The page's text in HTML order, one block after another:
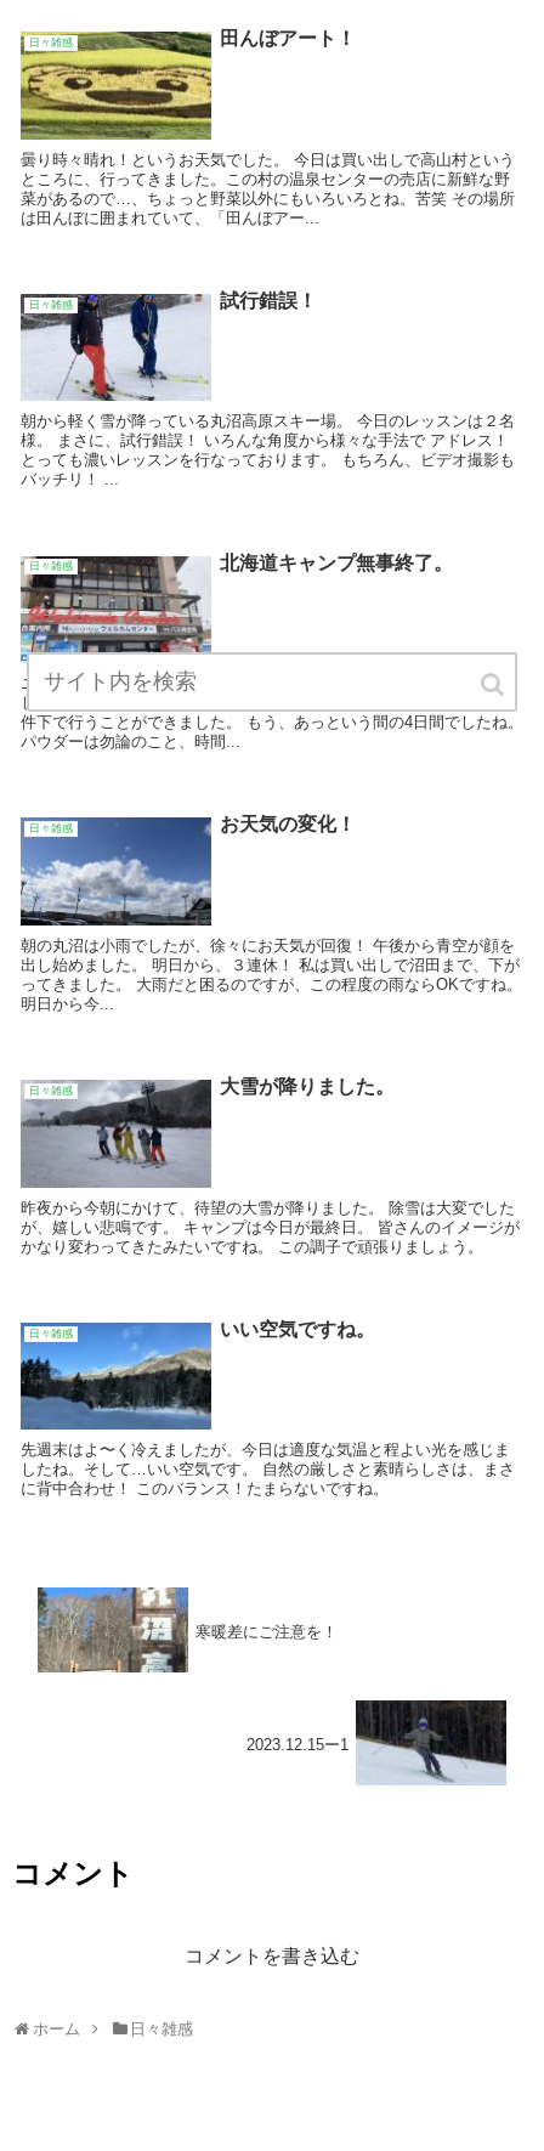
日々雑感 田んぼアート！
曇り時々晴れ！というお天気でした。 今日は買い出しで高山村という
ところに、行ってきました。この村の温泉センターの売店に新鮮な野
菜があるので…、ちょっと野菜以外にもいろいろとね。苦笑 その場所
は田んぼに囲まれていて、「田んぼアー...
日々雑感 試行錯誤！
朝から軽く雪が降っている丸沼高原スキー場。 今日のレッスンは２名
様。 まさに、試行錯誤！ いろんな角度から様々な手法で アドレス！
とっても濃いレッスンを行なっております。 もちろん、ビデオ撮影も
バッチリ！ ...
日々雑感 北海道キャンプ無事終了。
ニセコは朝から雪マーク！ 程よい粉雪がず〜っと降り続けています。
しかし、午前中はラッキーにも、薄日が差し込み、撮影には最高の条
件下で行うことができました。 もう、あっという間の4日間でしたね。
パウダーは勿論のこと、時間...
日々雑感 お天気の変化！
朝の丸沼は小雨でしたが、徐々にお天気が回復！ 午後から青空が顔を
出し始めました。 明日から、３連休！ 私は買い出しで沼田まで、下が
ってきました。 大雨だと困るのですが、この程度の雨ならOKですね。
明日から今...
日々雑感 大雪が降りました。
昨夜から今朝にかけて、待望の大雪が降りました。 除雪は大変でした
が、嬉しい悲鳴です。 キャンプは今日が最終日。 皆さんのイメージが
かなり変わってきたみたいですね。 この調子で頑張りましょう。
日々雑感 いい空気ですね。
先週末はよ〜く冷えましたが、今日は適度な気温と程よい光を感じま
したね。そして…いい空気です。 自然の厳しさと素晴らしさは、まさ
に背中合わせ！ このバランス！たまらないですね。
寒暖差にご注意を！
2023.12.15ー1
コメント
コメントを書き込む
ホーム 日々雑感